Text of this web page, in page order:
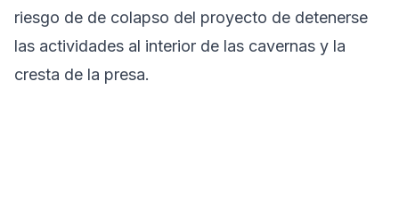
riesgo de de colapso del proyecto de detenerse
las actividades al interior de las cavernas y la
cresta de la presa.